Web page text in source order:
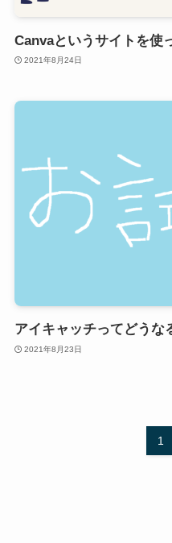
Canvaというサイトを使
2021年8月24日
アイキャッチってどうな
2021年8月23日
1